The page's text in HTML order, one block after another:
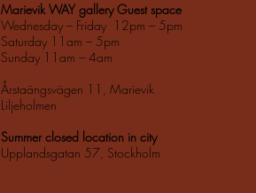
Marievik WAY gallery Guest space
Wednesday – Friday 12pm – 5pm
Saturday 11am – 5pm
Sunday 11am – 4am
Årstaängsvägen 11, Marievik
Liljeholmen
Summer closed location in city
Upplandsgatan 57, Stockholm